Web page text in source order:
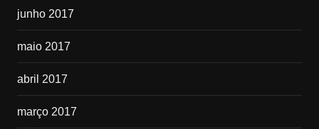
junho 2017
maio 2017
abril 2017
março 2017